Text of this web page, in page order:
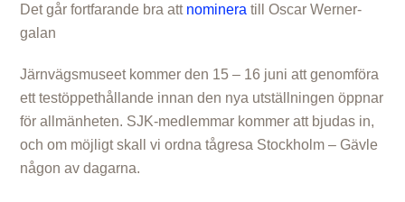
Det går fortfarande bra att nominera till Oscar Werner-
galan
Järnvägsmuseet kommer den 15 – 16 juni att genomföra
ett testöppethållande innan den nya utställningen öppnar
för allmänheten. SJK-medlemmar kommer att bjudas in,
och om möjligt skall vi ordna tågresa Stockholm – Gävle
någon av dagarna.